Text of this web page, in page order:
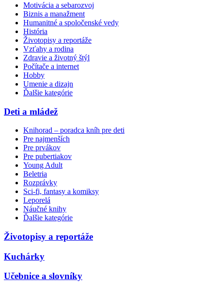
Motivácia a sebarozvoj
Biznis a manažment
Humanitné a spoločenské vedy
História
Životopisy a reportáže
Vzťahy a rodina
Zdravie a životný štýl
Počítače a internet
Hobby
Umenie a dizajn
Ďalšie kategórie
Deti a mládež
Knihorad – poradca kníh pre deti
Pre najmenších
Pre prvákov
Pre pubertiakov
Young Adult
Beletria
Rozprávky
Sci-fi, fantasy a komiksy
Leporelá
Náučné knihy
Ďalšie kategórie
Životopisy a reportáže
Kuchárky
Učebnice a slovníky